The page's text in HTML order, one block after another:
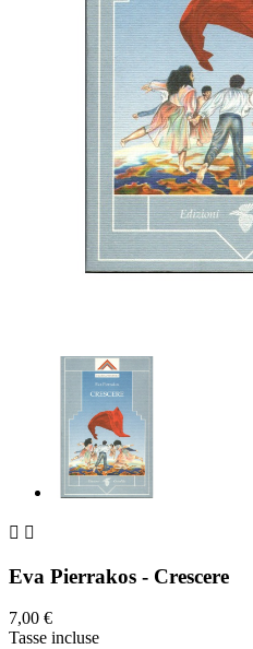
 
Eva Pierrakos - Crescere
7,00 €
Tasse incluse